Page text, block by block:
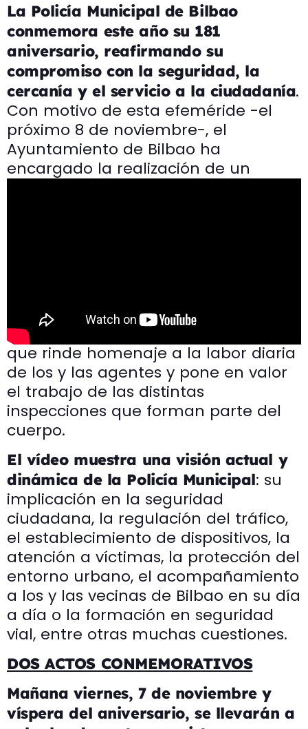
La Policía Municipal de Bilbao
conmemora este año su 181
aniversario, reafirmando su
compromiso con la seguridad, la
cercanía y el servicio a la ciudadanía.
Con motivo de esta efeméride -el
próximo 8 de noviembre-, el
Ayuntamiento de Bilbao ha
encargado la realización de un
que rinde homenaje a la labor diaria
de los y las agentes y pone en valor
el trabajo de las distintas
inspecciones que forman parte del
cuerpo.
El vídeo muestra una visión actual y
dinámica de la Policía Municipal: su
implicación en la seguridad
ciudadana, la regulación del tráfico,
el establecimiento de dispositivos, la
atención a víctimas, la protección del
entorno urbano, el acompañamiento
a los y las vecinas de Bilbao en su día
a día o la formación en seguridad
vial, entre otras muchas cuestiones.
DOS ACTOS CONMEMORATIVOS
Mañana viernes, 7 de noviembre y
víspera del aniversario, se llevarán a